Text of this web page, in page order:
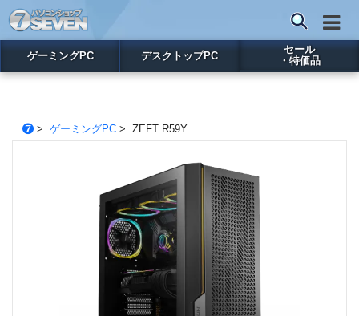
ゲーミングPC デスクトップPC
セール
・特価品
> ゲーミングPC> ZEFT R59Y